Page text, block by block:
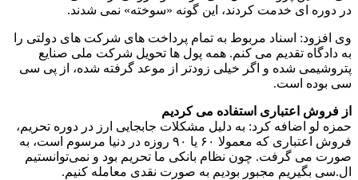
در دوره ای خدمت کردند، این گونه «سوخته» نمی شدند.
وی افزود: اسناد مربوط به تمام پرداخت های شرکت های دولتی را
به دادگاه تقدیم می کنم. همه پول ها تحویل شرکت ملی صنایع
پتروشیمی شده و اگر خیلی زودتر از موعد گرفته شده، از پی سی
سی بوده است.
از فروش اعتباری استفاده می کردیم
حمزه لو اضافه کرد: به دلیل مشکلات جابجایی ارز در دوره تحریم،
فروش اعتباری که معمولا ۶۰ یا ۹۰ روزه در دنیا مرسوم است، به
صورت می گرفت. چون نظام بانکی ما تحریم بود و نمی‌توانستیم
ال.سی بگیریم مجبور بودیم به صورت نقدی معامله کنیم.